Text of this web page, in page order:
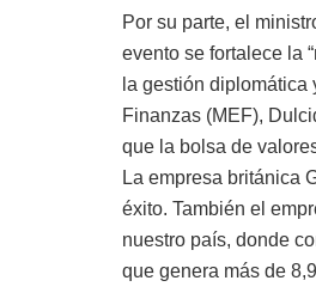
Por su parte, el
evento se fortalece la
la gestión
Finanzas (MEF),
que la bolsa de
La empresa británica
éxito. También el
nuestro país, donde
que genera más de